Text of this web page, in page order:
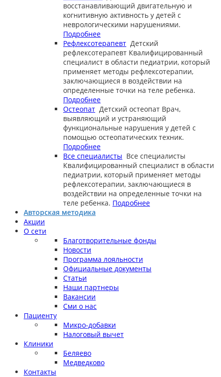
восстанавливающий двигательную и
когнитивную активность у детей с
неврологическими нарушениями.
Подробнее
Рефлексотерапевт Детский
рефлексотерапевт Квалифицированный
специалист в области педиатрии, который
применяет методы рефлексотерапии,
заключающиеся в воздействии на
определенные точки на теле ребенка.
Подробнее
Остеопат Детский остеопат Врач,
выявляющий и устраняющий
функциональные нарушения у детей с
помощью остеопатических техник.
Подробнее
Все специалисты Все специалисты
Квалифицированный специалист в области
педиатрии, который применяет методы
рефлексотерапии, заключающиеся в
воздействии на определенные точки на
теле ребенка. Подробнее
Авторская методика
Акции
О сети
Благотворительные фонды
Новости
Программа лояльности
Официальные документы
Статьи
Наши партнеры
Вакансии
Сми о нас
Пациенту
Микро-добавки
Налоговый вычет
Клиники
Беляево
Медведково
Контакты